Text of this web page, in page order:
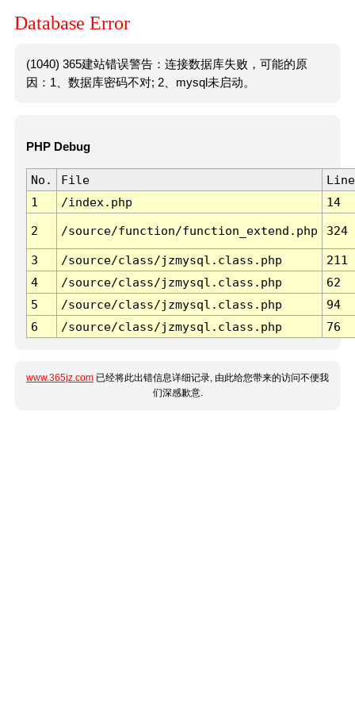
Database Error
(1040) 365建站错误警告：连接数据库失败，可能的原
因：1、数据库密码不对; 2、mysql未启动。
PHP Debug
No. File
Line
1
/index.php 14
2 /source/function/function_extend.php 324
3 /source/class/jzmysql.class.php
211
4
/source/class/jzmysql.class.php
62
5
/source/class/jzmysql.class.php
94
6
/source/class/jzmysql.class.php 76
www.365jz.com 已经将此出错信息详细记录, 由此给您带来的访问不便我
们深感歉意.